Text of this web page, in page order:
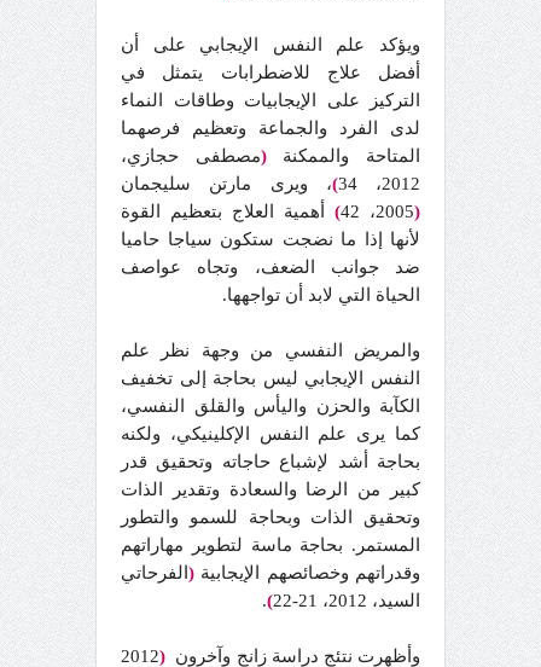
ويؤكد علم النفس الإيجابي على أن
أفضل علاج للاضطرابات يتمثل في
التركيز على الإيجابيات وطاقات النماء
لدى الفرد والجماعة وتعظيم فرصهما
المتاحة والممكنة(مصطفى حجازي،
2012، 34
)، ويرى مارتن سليجمان
(2005، 42 ) أهمية العلاج بتعظيم القوة
لأنها إذا ما نضجت ستكون سياجا حاميا
ضد جوانب الضعف، وتجاه عواصف
الحياة التي لابد أن تواجهها.
والمريض النفسي من وجهة نظر علم
النفس الإيجابي ليس بحاجة إلى تخفيف
الكآبة والحزن واليأس والقلق النفسي،
كما يرى علم النفس الإكلينيكي، ولكنه
بحاجة أشد لإشباع حاجاته وتحقيق قدر
كبير من الرضا والسعادة وتقدير الذات
وتحقيق الذات وبحاجة للسمو والتطور
المستمر. بحاجة ماسة لتطوير مهاراتهم
وقدراتهم وخصائصهم الإيجابية (الفرحاتي
السيد، 2012، 21-22
)
.
وأظهرت نتئج دراسة زانج وآخرون (
2012